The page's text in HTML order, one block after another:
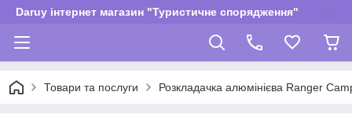
Daruy інтернет магазин "Туристичне спорядження"
Товари та послуги Розкладачка алюмінієва Ranger